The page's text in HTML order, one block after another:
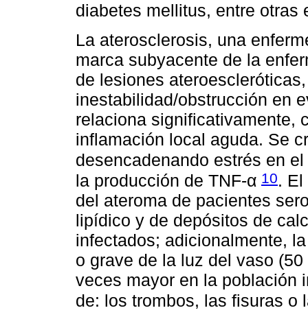
diabetes mellitus, entre otras
La aterosclerosis, una
marca subyacente de la
de lesiones
inestabilidad/obstrucción en
relaciona significativamente,
inflamación local aguda. Se
desencadenando estrés en
la producción de TNF-α 10.
del ateroma de pacientes
lipídico y de depósitos de
infectados; adicionalmente,
o grave de la luz del vaso
veces mayor en la población
de: los trombos, las fisuras o